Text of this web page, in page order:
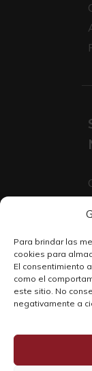
Para brindar las
cookies para
El consentimiento
como el
este sitio. No
negativamente a